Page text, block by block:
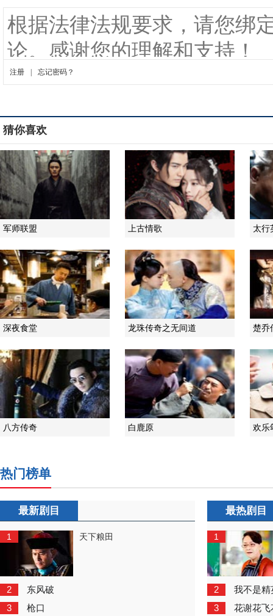
猜你喜欢
军师联盟 上古情歌 太行
深夜食堂 龙珠传奇之无间道 楚乔
八方传奇 白鹿原 欢乐
热门榜单
最新剧目
1 天下粮田
2 东风破
3 枪口
最热剧目
1
2 我不是精
3 花谢花飞